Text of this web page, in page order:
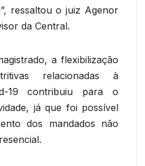
ressaltou o juiz Agenor
da Central.
a flexibilização
relacionadas à
19 contribuiu para o
já que foi possível
dos mandados não